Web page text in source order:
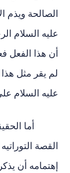
الصالحة ويذم
عليه السلام
أن هذا الفعل
لم يقر مثل
عليه السلام
أما
القصة
إهتمامه أن